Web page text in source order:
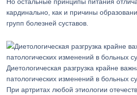
кардинально, как и причины
групп болезней суставов.
Диетологическая разгрузка крайне
патологических изменений в больных
При артритах любой этиологии